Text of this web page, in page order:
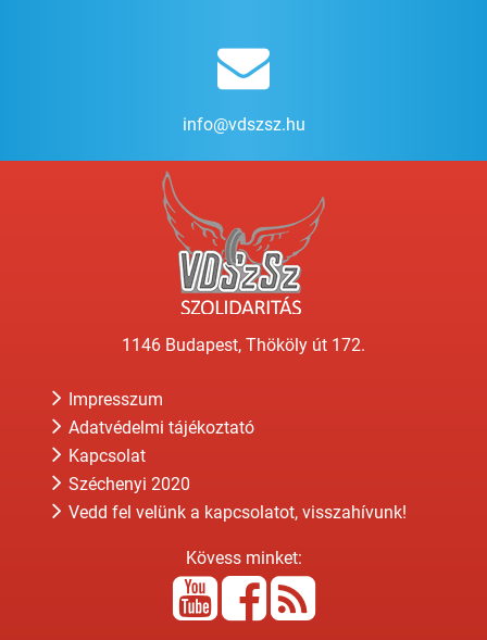
info@vdszsz.hu
1146 Budapest, Thököly út 172.
Impresszum
Adatvédelmi tájékoztató
Kapcsolat
Széchenyi 2020
Vedd fel velünk a kapcsolatot, visszahívunk!
Kövess minket: